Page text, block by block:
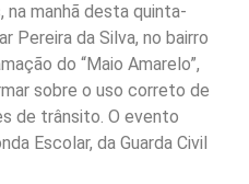
manhã desta quinta-
Pereira da Silva, no bairro
do “Maio Amarelo”,
sobre o uso correto de
de trânsito. O evento
Escolar, da Guarda Civil